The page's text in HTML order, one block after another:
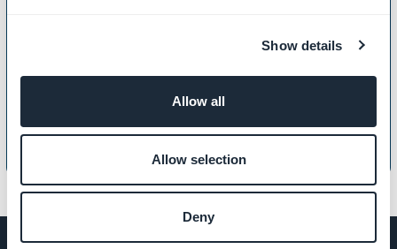
Show details
Allow all
Allow selection
Deny
Slik oppretter du et Club-kort